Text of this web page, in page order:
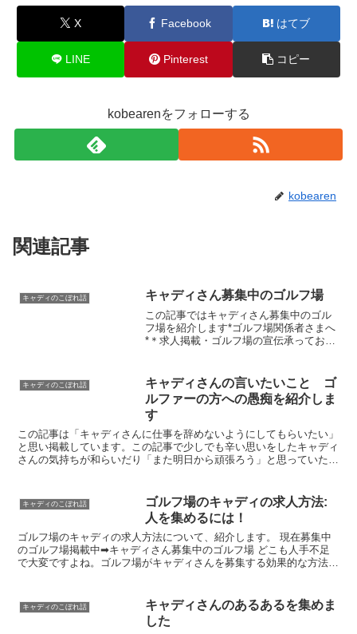
X Facebook はてブ
LINE Pinterest コピー
kobearenをフォローする
kobearen
関連記事
キャディのこぼれ話 キャディさん募集中のゴルフ場
この記事ではキャディさん募集中のゴル
フ場を紹介します*ゴルフ場関係者さまへ
*＊求人掲載・ゴルフ場の宣伝承っており
などもご相談もどうぞ*キャディのお仕事
をやっ...
キャディのこぼれ話
キャディさんの言いたいこと ゴ
ルファーの方への愚痴を紹介しま
す
この記事は「キャディさんに仕事を辞めないようにしてもらいたい」
と思い掲載しています。この記事で少しでも辛い思いをしたキャディ
さんの気持ちが和らいだり「また明日から頑張ろう」と思っていただ
キャディのこぼれ話
ゴルフ場のキャディの求人方法:
人を集めるには！
ゴルフ場のキャディの求人方法について、紹介します。 現在募集中
のゴルフ場掲載中➡キャディさん募集中のゴルフ場 どこも人手不足
で大変ですよね。ゴルフ場がキャディさんを募集する効果的な方法に
キャディのこぼれ話
キャディさんのあるあるを集めま
した